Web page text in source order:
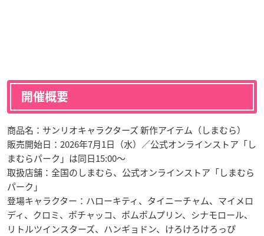
開催概要
商品名：サンリオキャラクターズ 新作アイテム（しまむら）
販売開始日：2026年7月1日（水）／公式オンラインストア「し
まむらパーク」は同日15:00〜
取扱店舗：全国のしまむら、公式オンラインストア「しまむら
パーク」
登場キャラクター：ハローキティ、タイニーチャム、マイメロ
ディ、クロミ、ポチャッコ、ポムポムプリン、シナモロール、
リトルツインスターズ、ハンギョドン、けろけろけろっぴ